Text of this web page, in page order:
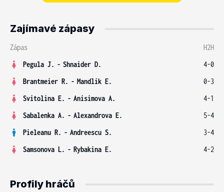
Zajímavé zápasy
Zápas
H2H
Pegula J. - Shnaider D.
4-0
Brantmeier R. - Mandlik E.
0-3
Svitolina E. - Anisimova A.
4-1
Sabalenka A. - Alexandrova E.
5-4
Pieleanu R. - Andreescu S.
3-4
Samsonova L. - Rybakina E. 4-2
Profily hráčů